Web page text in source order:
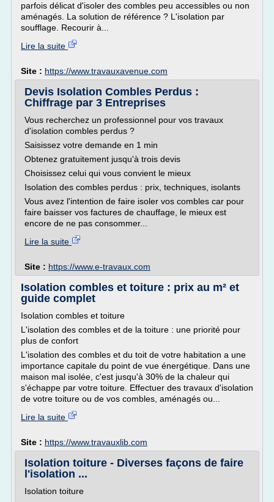
parfois délicat d'isoler des combles peu accessibles ou non
aménagés. La solution de référence ? L'isolation par
soufflage. Recourir à...
Lire la suite
Site : https://www.travauxavenue.com
Devis Isolation Combles Perdus :
Chiffrage par 3 Entreprises
Vous recherchez un professionnel pour vos travaux
d'isolation combles perdus ?
Saisissez votre demande en 1 min
Obtenez gratuitement jusqu'à trois devis
Choisissez celui qui vous convient le mieux
Isolation des combles perdus : prix, techniques, isolants
Vous avez l'intention de faire isoler vos combles car pour
faire baisser vos factures de chauffage, le mieux est
encore de ne pas consommer...
Lire la suite
Site : https://www.e-travaux.com
Isolation combles et toiture : prix au m² et
guide complet
Isolation combles et toiture
L'isolation des combles et de la toiture : une priorité pour
plus de confort
L'isolation des combles et du toit de votre habitation a une
importance capitale du point de vue énergétique. Dans une
maison mal isolée, c'est jusqu'à 30% de la chaleur qui
s'échappe par votre toiture. Effectuer des travaux d'isolation
de votre toiture ou de vos combles, aménagés ou...
Lire la suite
Site : https://www.travauxlib.com
Isolation toiture - Diverses façons de faire
l'isolation ...
Isolation toiture